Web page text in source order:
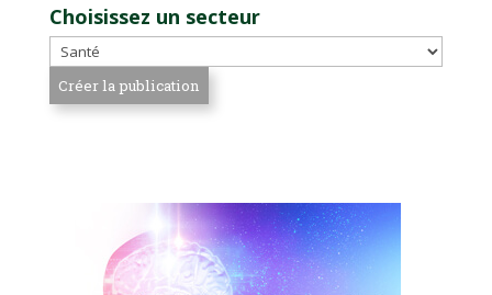
Choisissez un secteur